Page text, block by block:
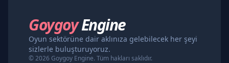
GoygoyEngine
Oyun sektörüne dair aklınıza gelebilecek her şeyi
sizlerle buluşturuyoruz.
© 2026 Goygoy Engine. Tüm hakları saklıdır.